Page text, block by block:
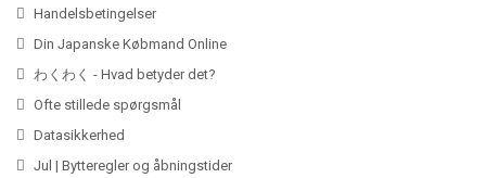
Handelsbetingelser
Din Japanske Købmand Online
わくわく - Hvad betyder det?
Ofte stillede spørgsmål
Datasikkerhed
Jul | Bytteregler og åbningstider